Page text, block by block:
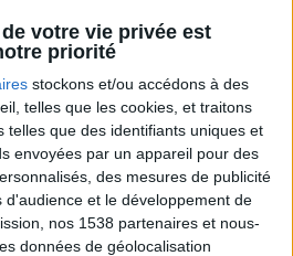
votre vie privée est
priorité
stockons et/ou accédons à des
telles que les cookies, et traitons
telles que des identifiants uniques et
envoyées par un appareil pour des
des mesures de publicité
et le développement de
nos 1538 partenaires et nous-
données de géolocalisation
Harrys... Que valent vraiment
gâteaux ?
direct Voir tout